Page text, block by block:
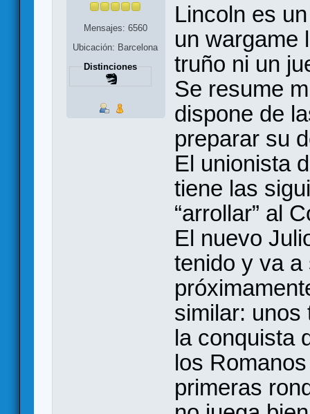
Mensajes: 6560
Ubicación: Barcelona
Distinciones
Lincoln es
un wargame
truño ni un
Se resume
dispone de
preparar su
El unionista
tiene las
“arrollar” al
El nuevo
tenido y va a
similar: unos
la conquista
los
primeras